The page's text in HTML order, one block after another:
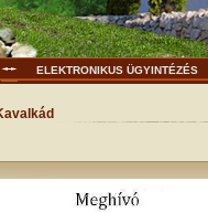
ELEKTRONIKUS ÜGYINTÉZÉS